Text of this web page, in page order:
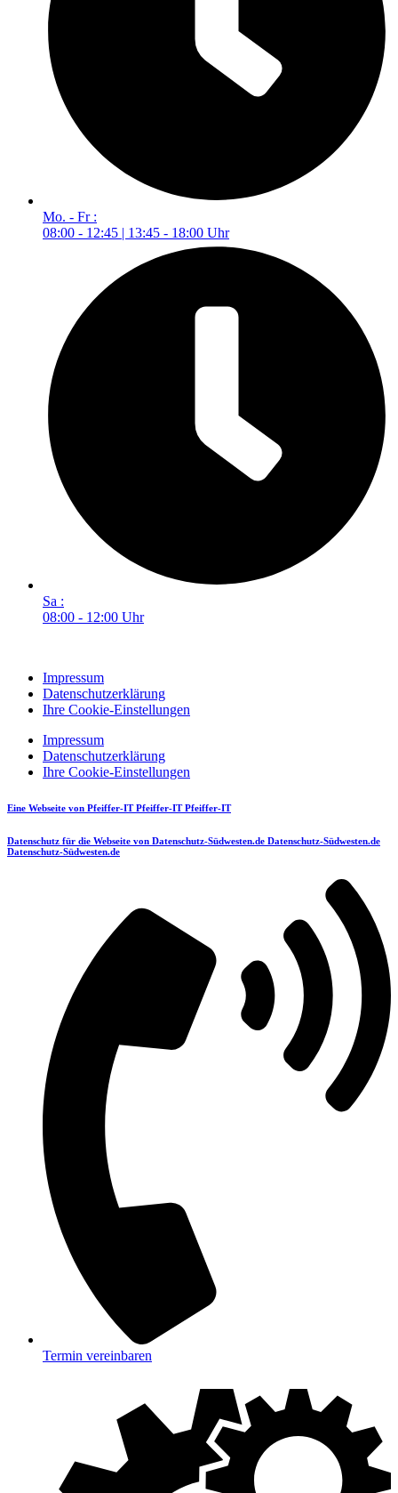
Mo. - Fr :
08:00 - 12:45 | 13:45 - 18:00 Uhr
Sa :
08:00 - 12:00 Uhr
Impressum
Datenschutzerklärung
Ihre Cookie-Einstellungen
Impressum
Datenschutzerklärung
Ihre Cookie-Einstellungen
Eine Webseite von Pfeiffer-ITPfeiffer-ITPfeiffer-IT
Datenschutz für die Webseite von Datenschutz-Südwesten.de Datenschutz-Südwesten.de
Datenschutz-Südwesten.de
Termin vereinbaren